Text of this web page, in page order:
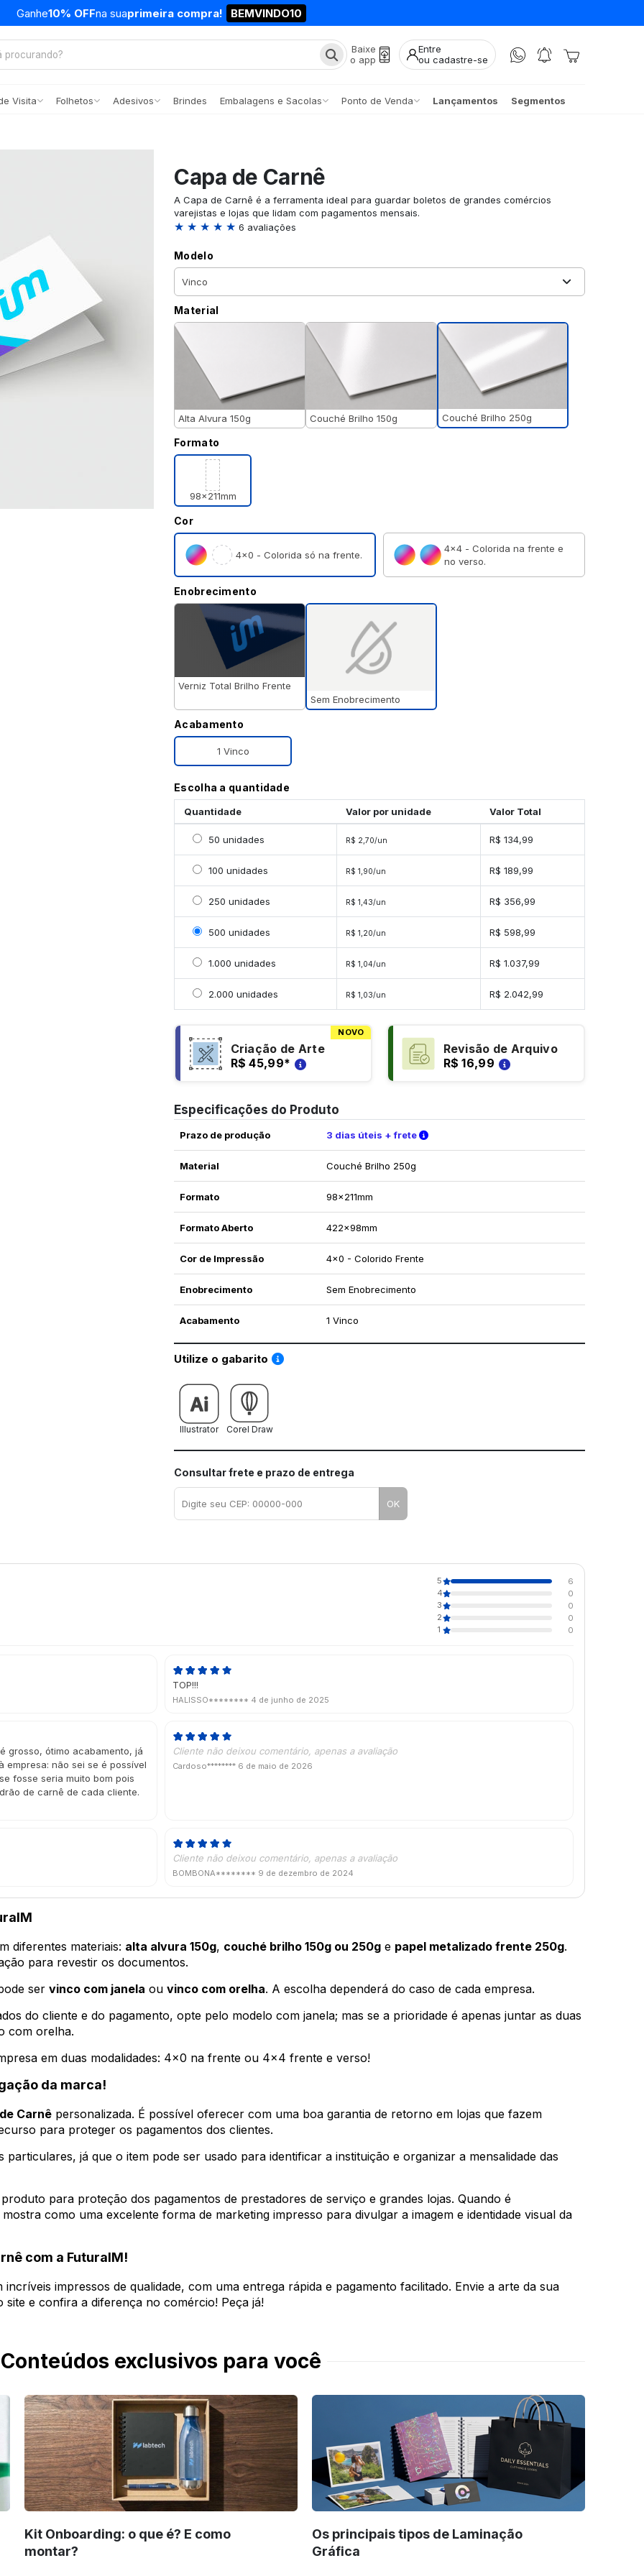
Ganhe10% OFFna suaprimeira compra! BEMVINDO10
Baixe
o app
Entre
ou cadastre-se
Visita Folhetos Adesivos Brindes Embalagens e Sacolas Ponto de Venda Lançamentos Segmentos
Capa de Carnê
A Capa de Carnê é a ferramenta ideal para guardar boletos de grandes comércios
varejistas e lojas que lidam com pagamentos mensais.
★ ★ ★ ★ ★ 6 avaliações
Modelo
Material
Alta Alvura 150g Couché Brilho 150g Couché Brilho 250g
Formato
98x211mm
Cor
4×0 - Colorida só na frente.
4×4 - Colorida na frente e
no verso.
Enobrecimento
Verniz Total Brilho Frente
Sem Enobrecimento
Acabamento
1 Vinco
Escolha a quantidade
Quantidade Valor por unidade Valor Total
Selecionar 50 unidades
50 unidades R$ 2,70/un R$ 134,99
Selecionar 100 unidades
100 unidades R$ 1,90/un R$ 189,99
Selecionar 250 unidades
250 unidades R$ 1,43/un R$ 356,99
Selecionar 500 unidades
500 unidades R$ 1,20/un R$ 598,99
Selecionar 1000 unidades
1.000 unidades R$ 1,04/un R$ 1.037,99
Selecionar 2000 unidades
2.000 unidades R$ 1,03/un R$ 2.042,99
NOVO
Criação de Arte
R$ 45,99*
Revisão de Arquivo
R$ 16,99
Especificações do Produto
Prazo de produção 3 dias úteis + frete Verifique as condições de entrega
Material Couché Brilho 250g
Formato 98x211mm
Formato Aberto 422x98mm
Cor de Impressão 4x0 - Colorido Frente
Enobrecimento Sem Enobrecimento
Acabamento 1 Vinco
Utilize o gabarito Saiba como utilizar os nossos gabaritos
Illustrator Corel Draw
Consultar frete e prazo de entrega
OK
5
6
4
0
3
0
2
0
1
0
TOP!!!
HALISSO******** 4 de junho de 2025
grosso, ótimo acabamento, já
empresa: não sei se é possível
fosse seria muito bom pois
de carnê de cada cliente.
Cliente não deixou comentário, apenas a avaliação
Cardoso******** 6 de maio de 2026
Cliente não deixou comentário, apenas a avaliação
BOMBONA******** 9 de dezembro de 2024
diferentes materiais: alta alvura 150g, couché brilho 150g ou 250g e papel metalizado frente 250g.
para revestir os documentos.
ser vinco com janela ou vinco com orelha. A escolha dependerá do caso de cada empresa.
do cliente e do pagamento, opte pelo modelo com janela; mas se a prioridade é apenas juntar as duas
com orelha.
em duas modalidades: 4x0 na frente ou 4x4 frente e verso!
da marca!
Carnê personalizada. É possível oferecer com uma boa garantia de retorno em lojas que fazem
para proteger os pagamentos dos clientes.
já que o item pode ser usado para identificar a instituição e organizar a mensalidade das
para proteção dos pagamentos de prestadores de serviço e grandes lojas. Quando é
como uma excelente forma de marketing impresso para divulgar a imagem e identidade visual da
com a FuturaIM!
impressos de qualidade, com uma entrega rápida e pagamento facilitado. Envie a arte da sua
e confira a diferença no comércio! Peça já!
Conteúdos exclusivos para você
Kit Onboarding: o que é? E como
montar?
Os principais tipos de Laminação
Gráfica